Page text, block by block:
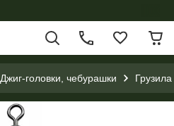
Джиг-головки, чебурашки